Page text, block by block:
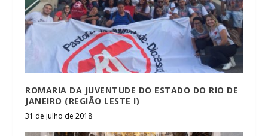
ROMARIA DA JUVENTUDE DO ESTADO DO RIO DE
JANEIRO (REGIÃO LESTE I)
31 de julho de 2018